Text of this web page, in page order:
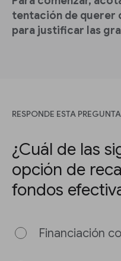
tentación de querer
para justificar las
RESPONDE ESTA
¿Cuál de las
opción de
fondos
Financiación